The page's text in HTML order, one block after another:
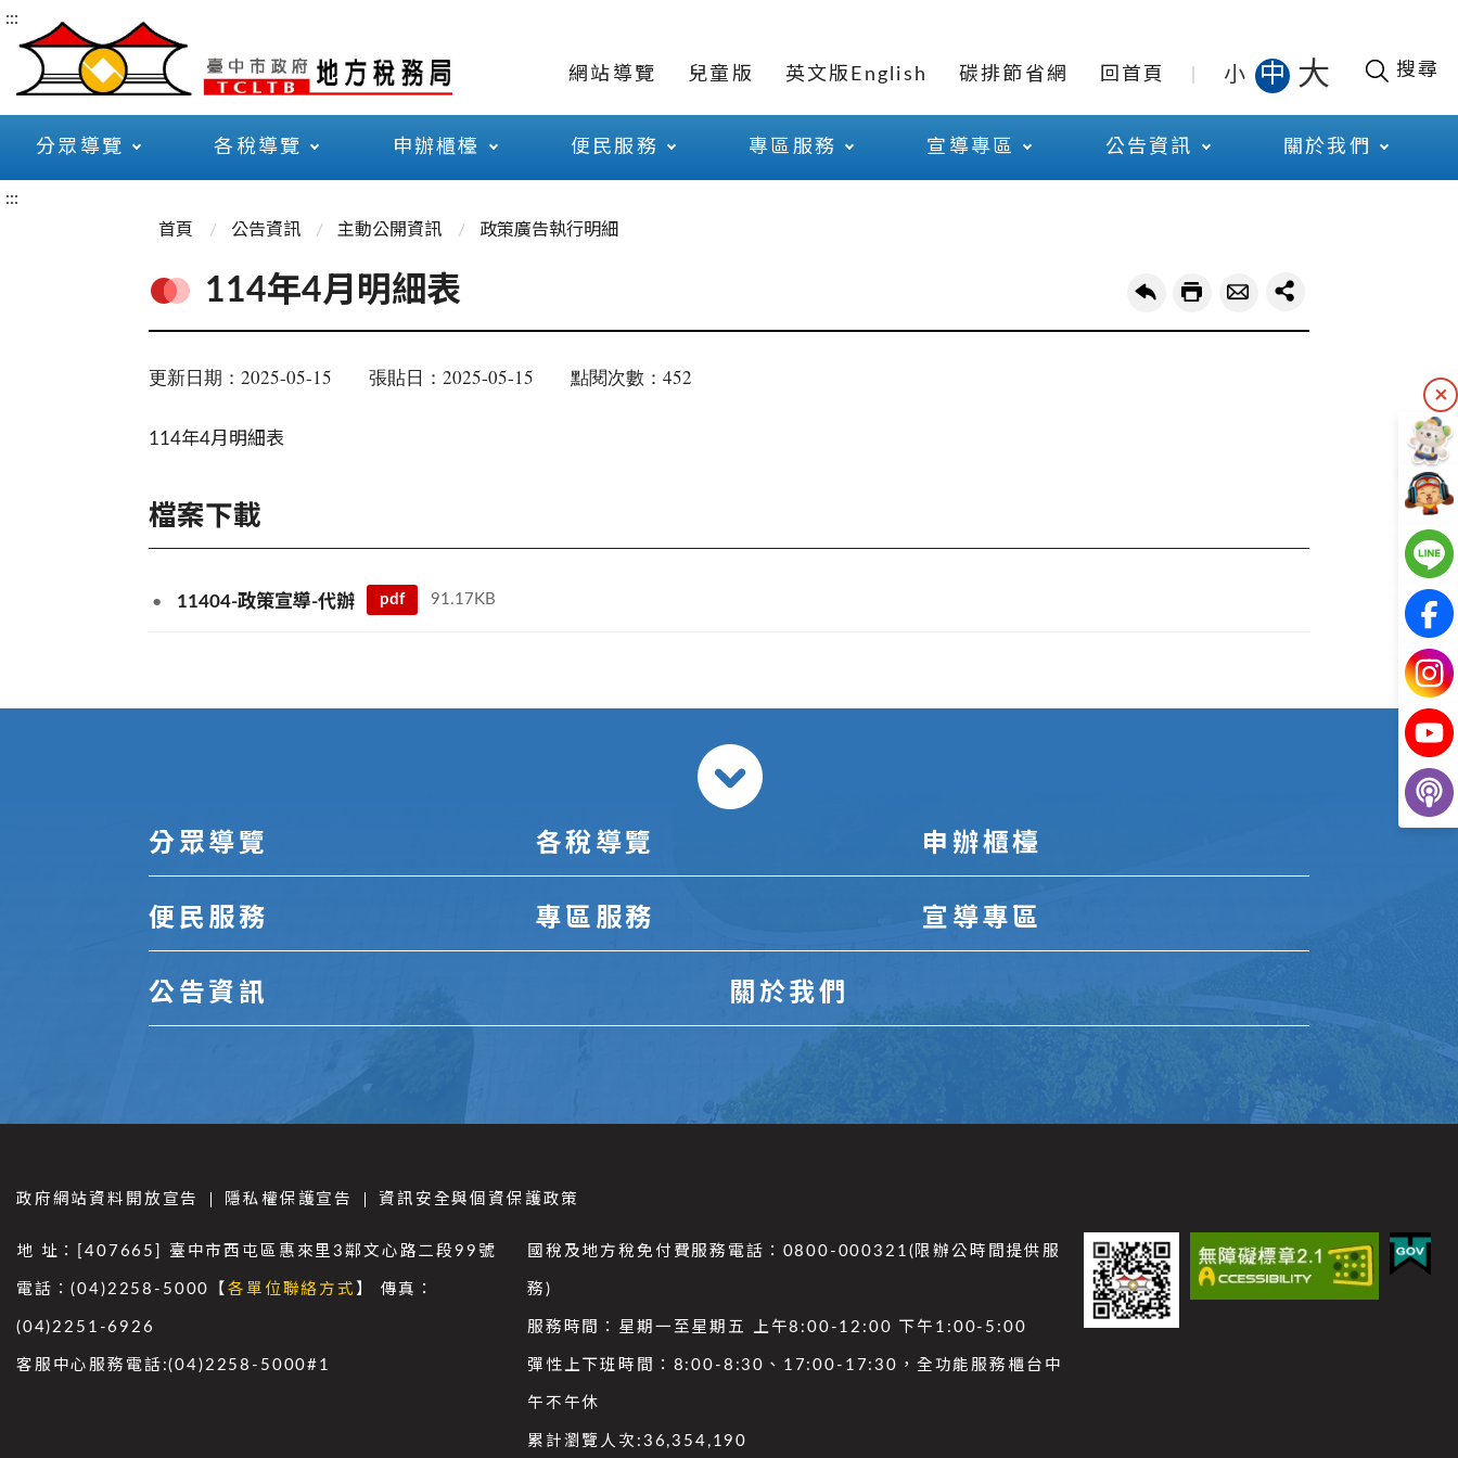
:::
網站導覽 兒童版 英文版English 碳排節省網 回首頁 小 中 大 搜尋
分眾導覽 各稅導覽 申辦櫃檯 便民服務 專區服務 宣導專區 公告資訊 關於我們
:::
首頁
公告資訊 主動公開資訊 政策廣告執行明細
114年4月明細表
更新日期：2025-05-15 張貼日：2025-05-15 點閱次數：452
114年4月明細表
檔案下載
11404-政策宣導-代辦 pdf 91.17KB
分眾導覽 各稅導覽 申辦櫃檯
便民服務 專區服務 宣導專區
公告資訊 關於我們
政府網站資料開放宣告 隱私權保護宣告 資訊安全與個資保護政策
地 址：[407665] 臺中市西屯區惠來里3鄰文心路二段99號
電話：(04)2258-5000【各單位聯絡方式 】 傳真：
(04)2251-6926
客服中心服務電話:(04)2258-5000#1
國稅及地方稅免付費服務電話：0800-000321(限辦公時間提供服
務)
服務時間：星期一至星期五 上午8:00-12:00 下午1:00-5:00
彈性上下班時間：8:00-8:30、17:00-17:30，全功能服務櫃台中
午不午休
累計瀏覽人次: 36,354,190